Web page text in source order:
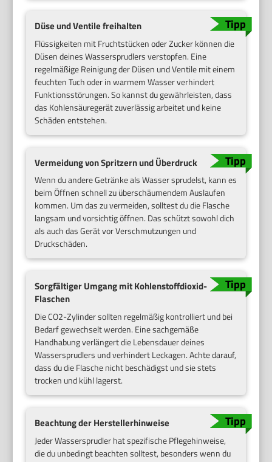
Düse und Ventile freihalten
Flüssigkeiten mit Fruchtstücken oder Zucker können die
Düsen deines Wassersprudlers verstopfen. Eine
regelmäßige Reinigung der Düsen und Ventile mit einem
feuchten Tuch oder in warmem Wasser verhindert
Funktionsstörungen. So kannst du gewährleisten, dass
das Kohlensäuregerät zuverlässig arbeitet und keine
Schäden entstehen.
Vermeidung von Spritzern und Überdruck
Wenn du andere Getränke als Wasser sprudelst, kann es
beim Öffnen schnell zu überschäumendem Auslaufen
kommen. Um das zu vermeiden, solltest du die Flasche
langsam und vorsichtig öffnen. Das schützt sowohl dich
als auch das Gerät vor Verschmutzungen und
Druckschäden.
Sorgfältiger Umgang mit Kohlenstoffdioxid-
Flaschen
Die CO2-Zylinder sollten regelmäßig kontrolliert und bei
Bedarf gewechselt werden. Eine sachgemäße
Handhabung verlängert die Lebensdauer deines
Wassersprudlers und verhindert Leckagen. Achte darauf,
dass du die Flasche nicht beschädigst und sie stets
trocken und kühl lagerst.
Beachtung der Herstellerhinweise
Jeder Wassersprudler hat spezifische Pflegehinweise,
die du unbedingt beachten solltest, besonders wenn du